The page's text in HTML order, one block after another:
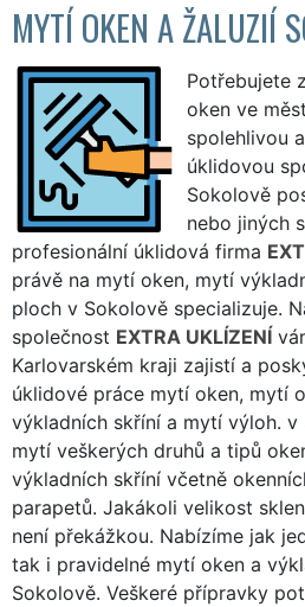
MYTÍ OKEN A ŽALUZIÍ
Potřebujete
oken ve
spolehlivou
úklidovou
Sokolově
nebo jiných
profesionální úklidová firma
právě na mytí oken, mytí
ploch v Sokolově specializuje.
společnost EXTRA UKLÍZENÍ
Karlovarském kraji zajistí a
úklidové práce mytí oken, mytí
výkladních skříní a mytí výloh.
mytí veškerých druhů a tipů
výkladních skříní včetně
parapetů. Jakákoli velikost
není překážkou. Nabízíme jak
tak i pravidelné mytí oken a
Sokolově. Veškeré přípravky